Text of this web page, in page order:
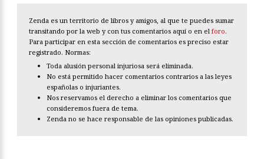
Zenda es un territorio de libros y amigos, al que te puedes sumar
transitando por la web y con tus comentarios aquí o en el foro.
Para participar en esta sección de comentarios es preciso estar
registrado. Normas:
Toda alusión personal injuriosa será eliminada.
No está permitido hacer comentarios contrarios a las leyes
españolas o injuriantes.
Nos reservamos el derecho a eliminar los comentarios que
consideremos fuera de tema.
Zenda no se hace responsable de las opiniones publicadas.